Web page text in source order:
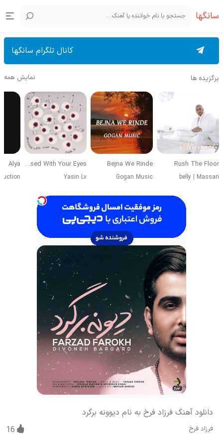
سانگها
کانال تلگرام سانگها
برگزیده ها نمایش همه
Rush The Floor
belly | Massari
Bejna We Rinde
Gogan Music
Obsessed With Your Eyes
Yasin Lv
Alya
دانلود آهنگ فرزاد فرخ به نام دیوونه برگرد
فرزاد فرخ 16